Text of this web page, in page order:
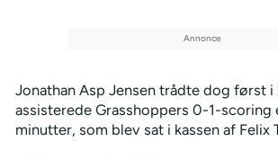
Jonathan Asp Jensen trådte dog først i
assisterede Grasshoppers 0-1-scoring
minutter, som blev sat i kassen af Felix